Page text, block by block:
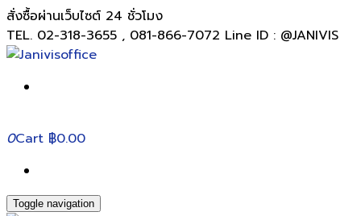
สั่งซื้อผ่านเว็บไซต์ 24 ชั่วโมง
TEL. 02-318-3655 , 081-866-7072 Line ID : @JANIVIS
0Cart ฿0.00
Toggle navigation